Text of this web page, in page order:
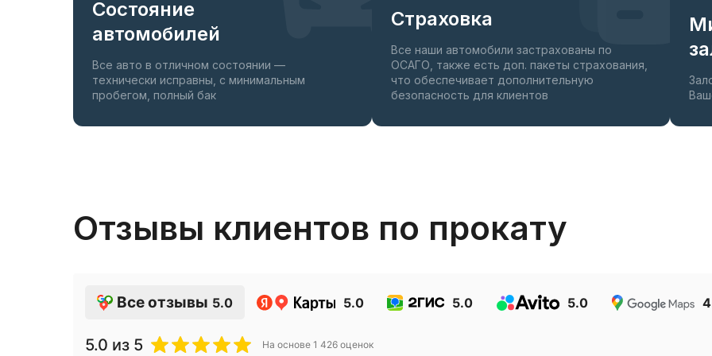
Полноразмерное запасное колесо
Держатель для телефона
Универсальное зарядное устройство для смартфонов
Состояние
автомобилей
Все авто в отличном состоянии —
технически исправны, с минимальным
пробегом, полный бак
Страховка
Все наши автомобили застрахованы по
ОСАГО, также есть доп. пакеты страхования,
что обеспечивает дополнительную
безопасность для клиентов
Отзывы клиентов по прокату
Все отзывы 5.0 5.0 5.0 5.0
5.0 из 5 На основе 1 426 оценок